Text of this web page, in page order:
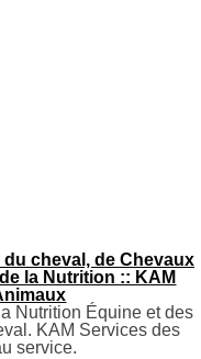
cheval, de Chevaux
la Nutrition :: KAM
Nutrition Équine et des
KAM Services des
service.